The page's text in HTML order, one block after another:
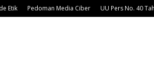
Etik Pedoman Media Ciber UU Pers No. 40